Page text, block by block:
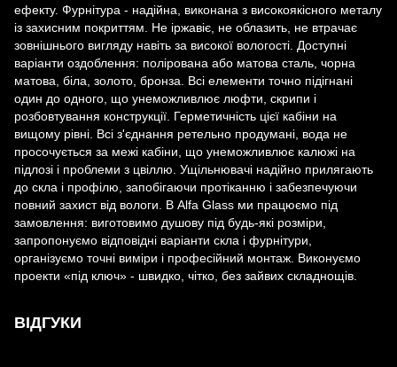
ефекту. Фурнітура - надійна, виконана з високоякісного металу
із захисним покриттям. Не іржавіє, не облазить, не втрачає
зовнішнього вигляду навіть за високої вологості. Доступні
варіанти оздоблення: полірована або матова сталь, чорна
матова, біла, золото, бронза. Всі елементи точно підігнані
один до одного, що унеможливлює люфти, скрипи і
розбовтування конструкції. Герметичність цієї кабіни на
вищому рівні. Всі з'єднання ретельно продумані, вода не
просочується за межі кабіни, що унеможливлює калюжі на
підлозі і проблеми з цвіллю. Ущільнювачі надійно прилягають
до скла і профілю, запобігаючи протіканню і забезпечуючи
повний захист від вологи. В Alfa Glass ми працюємо під
замовлення: виготовимо душову під будь-які розміри,
запропонуємо відповідні варіанти скла і фурнітури,
організуємо точні виміри і професійний монтаж. Виконуємо
проекти «під ключ» - швидко, чітко, без зайвих складнощів.
ВІДГУКИ